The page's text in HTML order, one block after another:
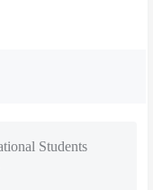
Students